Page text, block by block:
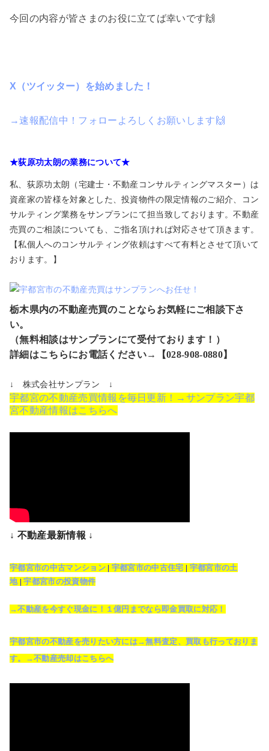
今回の内容が皆さまのお役に立てば幸いです🙌
X（ツイッター）を始めました！
→速報配信中！フォローよろしくお願いします🙌
★荻原功太朗の業務について★
私、荻原功太朗（宅建士・不動産コンサルティングマスター）は
資産家の皆様を対象とした、投資物件の限定情報のご紹介、コン
サルティング業務をサンプランにて担当致しております。不動産
売買のご相談についても、ご指名頂ければ対応させて頂きます。
【私個人へのコンサルティング依頼はすべて有料とさせて頂いて
おります。】
栃木県内の不動産売買のことならお気軽にご相談下さ
い。
（無料相談はサンプランにて受付ております！）
詳細はこちらにお電話ください→【028-908-0880】
↓ 株式会社サンプラン ↓
宇都宮の不動産売買情報を毎日更新！→サンプラン宇都
宮不動産情報はこちらへ
↓ 不動産最新情報 ↓
宇都宮市の中古マンション| 宇都宮市の中古住宅 | 宇都宮市の土
地|宇都宮市の投資物件
→不動産を今すぐ現金に！１億円までなら即金買取に対応！
宇都宮市の不動産を売りたい方には→無料査定、買取も行っておりま
す。→不動産売却はこちらへ